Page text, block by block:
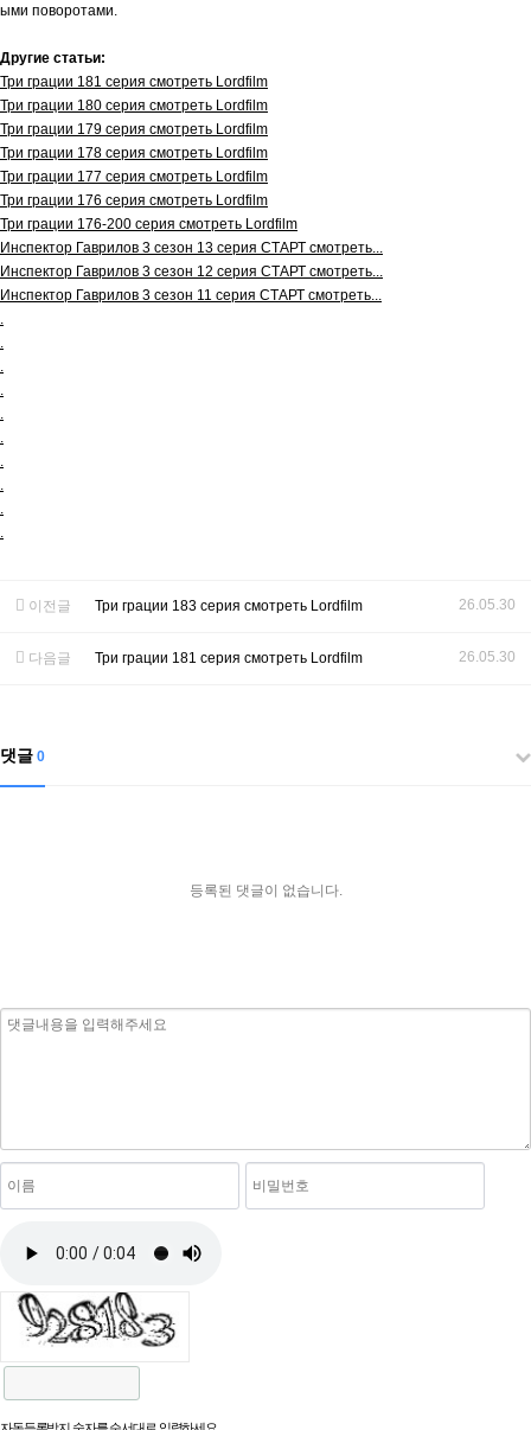
ыми поворотами.
Другие статьи:
Три грации 181 серия смотреть Lordfilm
Три грации 180 серия смотреть Lordfilm
Три грации 179 серия смотреть Lordfilm
Три грации 178 серия смотреть Lordfilm
Три грации 177 серия смотреть Lordfilm
Три грации 176 серия смотреть Lordfilm
Три грации 176-200 серия смотреть Lordfilm
Инспектор Гаврилов 3 сезон 13 серия СТАРТ смотреть...
Инспектор Гаврилов 3 сезон 12 серия СТАРТ смотреть...
Инспектор Гаврилов 3 сезон 11 серия СТАРТ смотреть...
이전글 Три грации 183 серия смотреть Lordfilm 26.05.30
다음글 Три грации 181 серия смотреть Lordfilm 26.05.30
댓글 0
등록된 댓글이 없습니다.
자동등록방지 숫자를 순서대로 입력하세요.